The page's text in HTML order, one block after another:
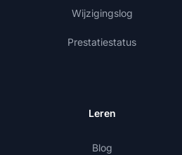
Wijzigingslog
Prestatiestatus
Leren
Blog